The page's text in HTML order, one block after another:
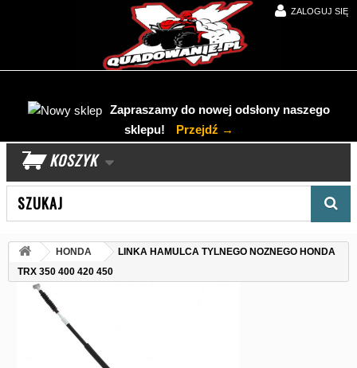
ZALOGUJ SIĘ
Zapraszamy do nowej odsłony naszego
sklepu!
Przejdź →
KOSZYK
HONDA
LINKA HAMULCA TYLNEGO NOZNEGO HONDA
TRX 350 400 420 450